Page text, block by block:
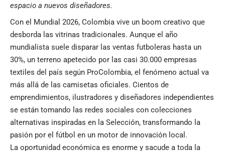
espacio a nuevos diseñadores.
Con el Mundial 2026, Colombia vive un boom creativo que
desborda las vitrinas tradicionales. Aunque el año
mundialista suele disparar las ventas futboleras hasta un
30%, un terreno apetecido por las casi 30.000 empresas
textiles del país según ProColombia, el fenómeno actual va
más allá de las camisetas oficiales. Cientos de
emprendimientos, ilustradores y diseñadores independientes
se están tomando las redes sociales con colecciones
alternativas inspiradas en la Selección, transformando la
pasión por el fútbol en un motor de innovación local.
La oportunidad económica es enorme y sacude a toda la